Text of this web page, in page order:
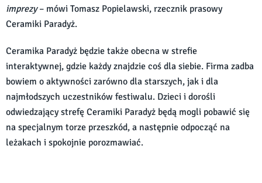
imprezy– mówi Tomasz Popielawski, rzecznik prasowy
Ceramiki Paradyż.
Ceramika Paradyż będzie także obecna w strefie
interaktywnej, gdzie każdy znajdzie coś dla siebie. Firma zadba
bowiem o aktywności zarówno dla starszych, jak i dla
najmłodszych uczestników festiwalu. Dzieci i dorośli
odwiedzający strefę Ceramiki Paradyż będą mogli pobawić się
na specjalnym torze przeszkód, a następnie odpocząć na
leżakach i spokojnie porozmawiać.